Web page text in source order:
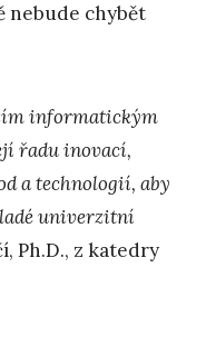
nebude chybět
informatickým
řadu inovací,
a technologií, aby
univerzitní
Ph.D., z katedry